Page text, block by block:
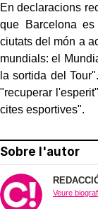
En declaracions
que Barcelona
ciutats del món a
mundials: el
la sortida del
"recuperar
cites esportives".
Sobre l'autor
Veure